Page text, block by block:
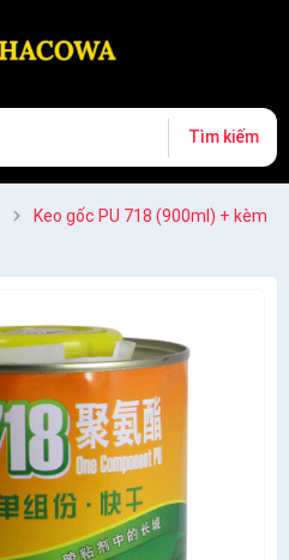
Tìm kiếm
Keo gốc PU 718 (900ml) + kèm